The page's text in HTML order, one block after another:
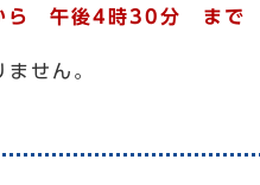
ら 午後4時30分 まで
せん。